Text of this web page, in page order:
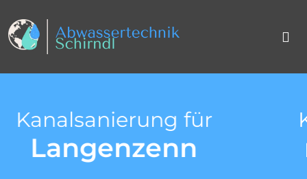
Kanal TV-Untersuchung
nach DIN 1986-30